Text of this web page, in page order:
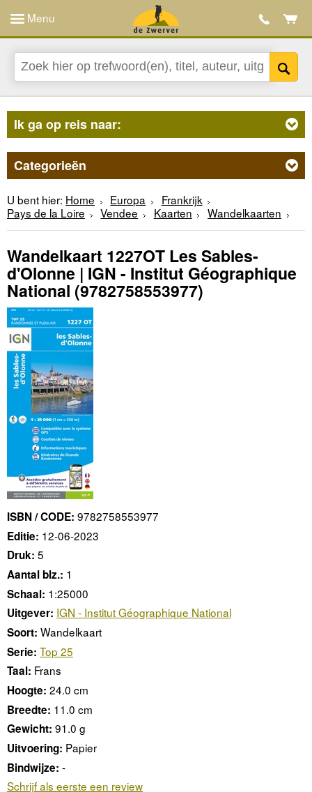
Menu
Ik ga op reis naar:
Categorieën
U bent hier: Home Europa
Frankrijk
Pays de la Loire
Vendee Kaarten Wandelkaarten
Wandelkaart 1227OT Les Sables-
d'Olonne | IGN - Institut Géographique
National (9782758553977)
ISBN / CODE: 9782758553977
Editie: 12-06-2023
Druk: 5
Aantal blz.: 1
Schaal: 1:25000
Uitgever: IGN - Institut Géographique National
Soort: Wandelkaart
Serie: Top 25
Taal: Frans
Hoogte: 24.0 cm
Breedte: 11.0 cm
Gewicht: 91.0 g
Uitvoering: Papier
Bindwijze: -
Schrijf als eerste een review